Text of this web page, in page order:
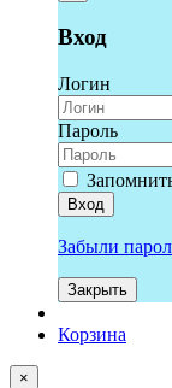
Вход
Логин
Пароль
Вход
Забыли
Закрыть
Корзина
×